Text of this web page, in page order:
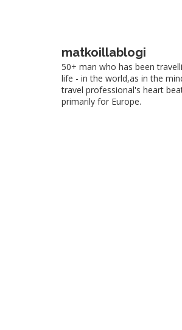
matkoillablogi
50+ man who has been
life - in the world,as in the
travel professional's heart
primarily for Europe.